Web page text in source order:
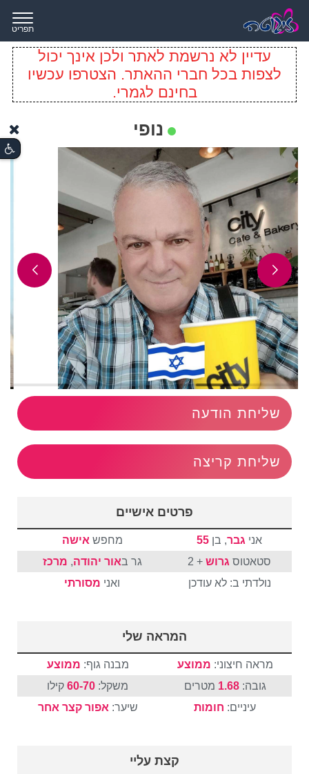
תפריט
עדיין לא נרשמת לאתר ולכן אינך יכול
לצפות בכל חברי ההאתר. הצטרפו עכשיו
בחינם לגמרי.
נופי
שליחת הודעה
שליחת קריצה
פרטים אישיים
אני גבר, בן 55 מחפש אישה
סטאטוס גרוש + 2 גר באור יהודה, מרכז
נולדתי ב: לא עודכן
ואני מסורתי
המראה שלי
מראה חיצוני: ממוצע מבנה גוף: ממוצע
גובה:1.68 מטרים משקל: 60-70 קילו
עיניים: חומות שיער: אפור קצר אחר
קצת עליי